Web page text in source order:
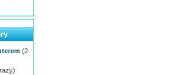
(2